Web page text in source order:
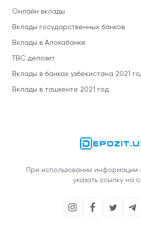
Онлайн вклады
Вклады государственных банков
Вклады в Алокабанке
TBC депозит
Вклады в банках узбекистана 2021
Вклады в ташкенте 2021 год
При использовании
указать ссылку на